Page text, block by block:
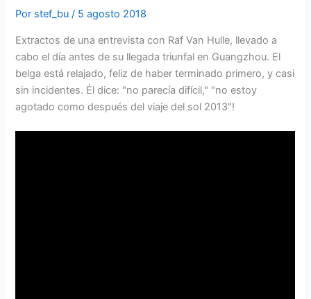
Por stef_bu/ 5 agosto 2018
Extractos de una entrevista con Raf Van Hulle, llevado a
cabo el día antes de su llegada triunfal en Guangzhou. El
belga está relajado, feliz de haber terminado primero, y casi
sin incidentes. Él dice: "no parecía difícil," "no estoy
agotado como después del viaje del sol 2013"!